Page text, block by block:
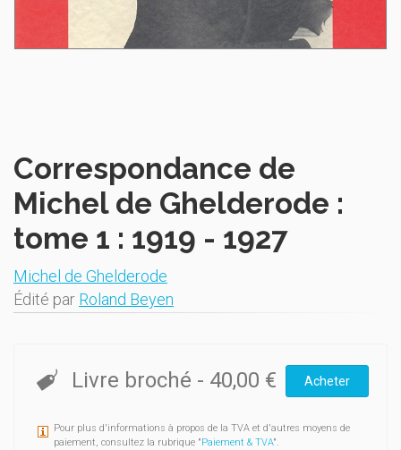
Correspondance de
Michel de Ghelderode :
tome 1 : 1919 - 1927
Michel de Ghelderode
Édité par Roland Beyen
Livre broché - 40,00 € Acheter
Pour plus d'informations à propos de la TVA et d'autres moyens de
paiement, consultez la rubrique "Paiement & TVA".